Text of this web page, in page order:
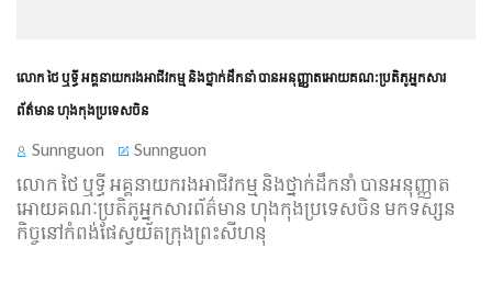
លោក ថៃ ឬ​ទ្ធី អគ្គនាយករង​អាជីវកម្ម និង​ថ្នាក់ដឹកនាំ បានអនុញ្ញាត​អោយ​គណៈ​ប្រតិភូ​អ្នកសារ
ព័ត៌មាន ហុងកុង​ប្រទេស​ចិន
Sunnguon Sunnguon
លោក ថៃ ឬ​ទ្ធី អគ្គនាយករង​អាជីវកម្ម និង​ថ្នាក់ដឹកនាំ បានអនុញ្ញាត​
អោយ​គណៈ​ប្រតិភូ​អ្នកសារព័ត៌មាន ហុងកុង​ប្រទេស​ចិន មក​ទស្សន
កិច្ច​នៅ​កំពង់ផែ​ស្វយ័ត​ក្រុងព្រះសីហនុ